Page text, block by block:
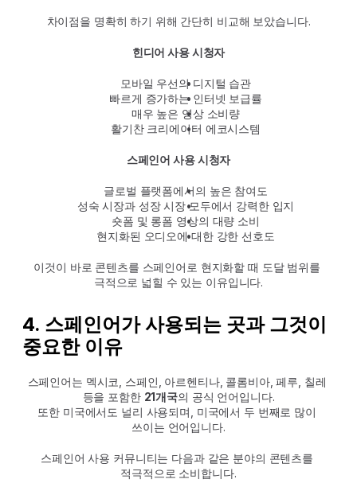
차이점을 명확히 하기 위해 간단히 비교해 보았습니다.
힌디어 사용 시청자
모바일 우선의 디지털 습관
빠르게 증가하는 인터넷 보급률
매우 높은 영상 소비량
활기찬 크리에이터 에코시스템
스페인어 사용 시청자
글로벌 플랫폼에서의 높은 참여도
성숙 시장과 성장 시장 모두에서 강력한 입지
숏폼 및 롱폼 영상의 대량 소비
현지화된 오디오에 대한 강한 선호도
이것이 바로 콘텐츠를 스페인어로 현지화할 때 도달 범위를
극적으로 넓힐 수 있는 이유입니다.
4. 스페인어가 사용되는 곳과 그것이
중요한 이유
스페인어는 멕시코, 스페인, 아르헨티나, 콜롬비아, 페루, 칠레
등을 포함한 21개국의 공식 언어입니다.
또한 미국에서도 널리 사용되며, 미국에서 두 번째로 많이
쓰이는 언어입니다.
스페인어 사용 커뮤니티는 다음과 같은 분야의 콘텐츠를
적극적으로 소비합니다.